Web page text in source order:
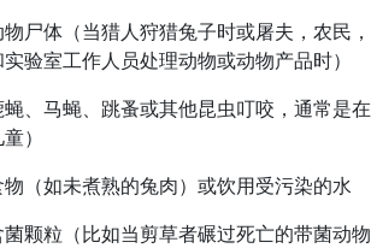
尸体（当猎人狩猎兔子时或屠夫，农民，
验室工作人员处理动物或动物产品时）
、马蝇、跳蚤或其他昆虫叮咬，通常是在
）
（如未煮熟的兔肉）或饮用受污染的水
颗粒（比如当剪草者碾过死亡的带菌动物